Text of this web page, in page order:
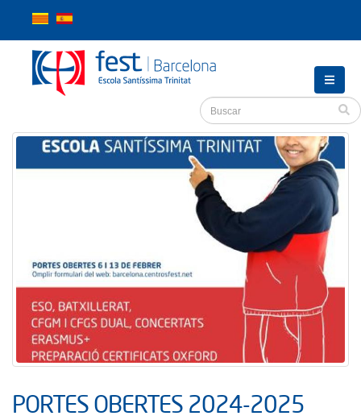
Inicio
PORTES OBERTES 2024-2025